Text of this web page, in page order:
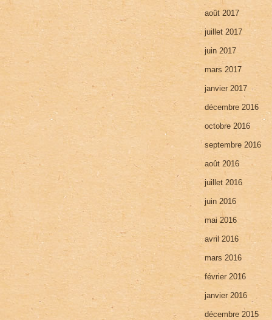
août 2017
juillet 2017
juin 2017
mars 2017
janvier 2017
décembre 2016
octobre 2016
septembre 2016
août 2016
juillet 2016
juin 2016
mai 2016
avril 2016
mars 2016
février 2016
janvier 2016
décembre 2015